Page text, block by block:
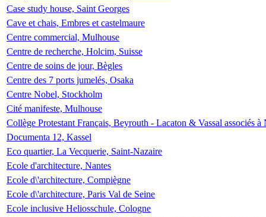
Case study house, Saint Georges
Cave et chais, Embres et castelmaure
Centre commercial, Mulhouse
Centre de recherche, Holcim, Suisse
Centre de soins de jour, Bègles
Centre des 7 ports jumelés, Osaka
Centre Nobel, Stockholm
Cité manifeste, Mulhouse
Collège Protestant Français, Beyrouth - Lacaton & Vassal associés
Documenta 12, Kassel
Eco quartier, La Vecquerie, Saint-Nazaire
Ecole d'architecture, Nantes
Ecole d\'architecture, Compiègne
Ecole d\'architecture, Paris Val de Seine
Ecole inclusive Heliosschule, Cologne